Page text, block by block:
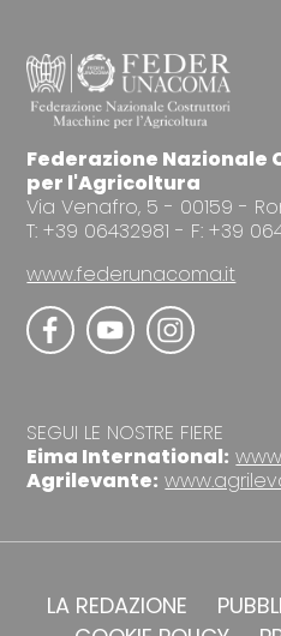
Federazione
per l'Agricoltura
Via Venafro, 5 - 00159 -
T: +39 06432981 - F: +39
www.federunacoma.it
SEGUI LE NOSTRE FIERE
Eima International:
Agrilevante:
LA REDAZIONE